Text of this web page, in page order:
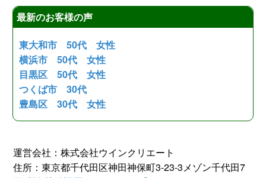
最新のお客様の声
東大和市 50代 女性
横浜市 50代 女性
目黒区 50代 女性
つくば市 30代
豊島区 30代 女性
運営会社：株式会社ウインクリエート
住所：東京都千代田区神田神保町3-23-3メゾン千代田7